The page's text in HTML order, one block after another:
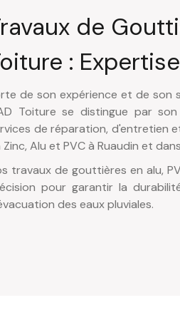
de
:
de son expérience et de son
Toiture se distingue par
de réparation, d'entretien
Zinc, Alu et PVC à Ruaudin et
travaux de gouttières en alu,
pour garantir la
des eaux pluviales.